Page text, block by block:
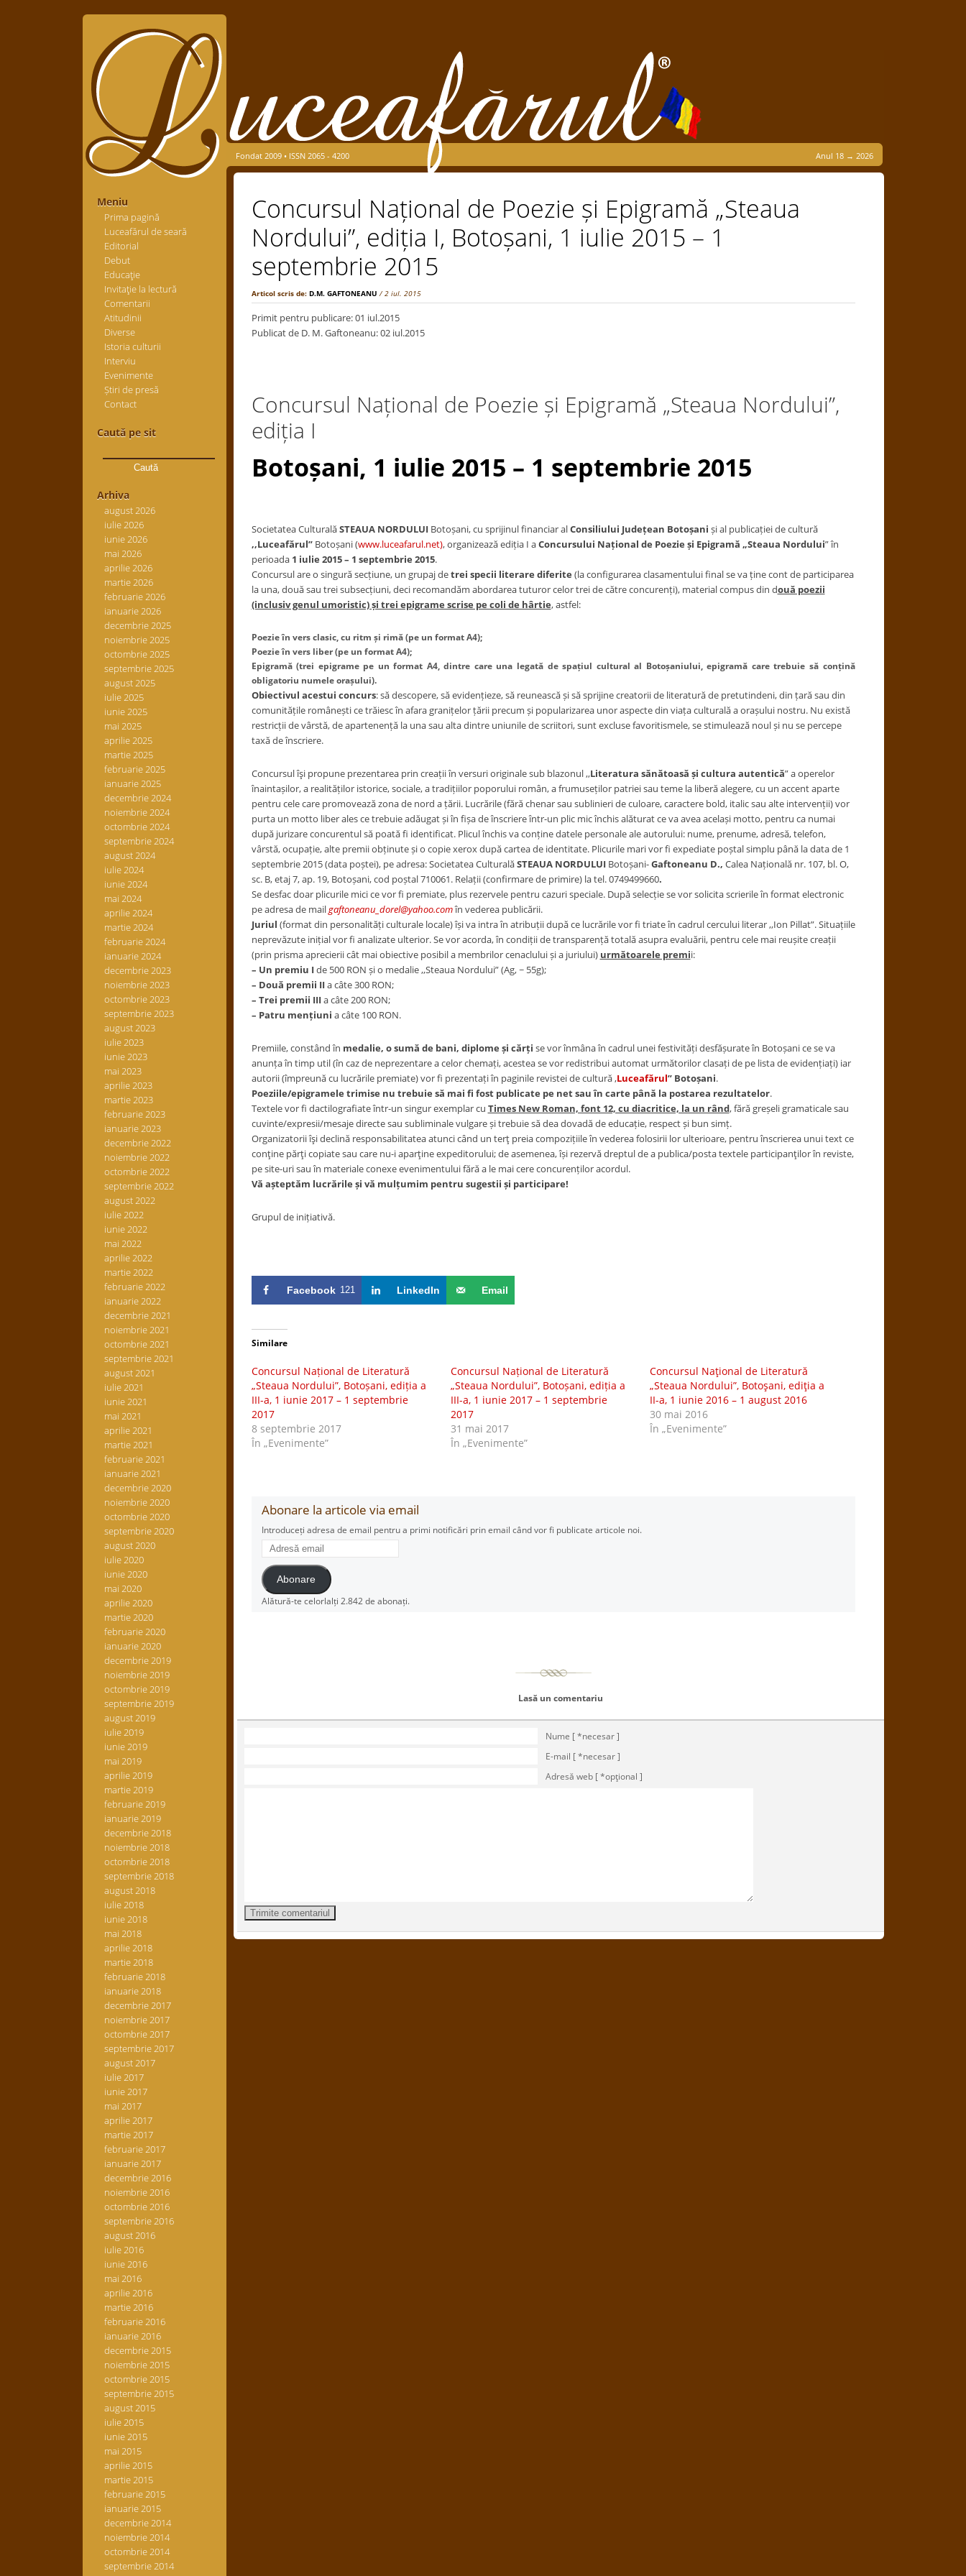
Meniu
Prima pagină
Luceafărul de seară
Editorial
Debut
Educaţie
Invitaţie la lectură
Comentarii
Atitudinii
Diverse
Istoria culturii
Interviu
Evenimente
Știri de presă
Contact
Caută pe sit
după:
Arhiva
august 2026
iulie 2026
iunie 2026
mai 2026
aprilie 2026
martie 2026
februarie 2026
ianuarie 2026
decembrie 2025
noiembrie 2025
octombrie 2025
septembrie 2025
august 2025
iulie 2025
iunie 2025
mai 2025
aprilie 2025
martie 2025
februarie 2025
ianuarie 2025
decembrie 2024
noiembrie 2024
octombrie 2024
septembrie 2024
august 2024
iulie 2024
iunie 2024
mai 2024
aprilie 2024
martie 2024
februarie 2024
ianuarie 2024
decembrie 2023
noiembrie 2023
octombrie 2023
septembrie 2023
august 2023
iulie 2023
iunie 2023
mai 2023
aprilie 2023
martie 2023
februarie 2023
ianuarie 2023
decembrie 2022
noiembrie 2022
octombrie 2022
septembrie 2022
august 2022
iulie 2022
iunie 2022
mai 2022
aprilie 2022
martie 2022
februarie 2022
ianuarie 2022
decembrie 2021
noiembrie 2021
octombrie 2021
septembrie 2021
august 2021
iulie 2021
iunie 2021
mai 2021
aprilie 2021
martie 2021
februarie 2021
ianuarie 2021
decembrie 2020
noiembrie 2020
octombrie 2020
septembrie 2020
august 2020
iulie 2020
iunie 2020
mai 2020
aprilie 2020
martie 2020
februarie 2020
ianuarie 2020
decembrie 2019
noiembrie 2019
octombrie 2019
septembrie 2019
august 2019
iulie 2019
iunie 2019
mai 2019
aprilie 2019
martie 2019
februarie 2019
ianuarie 2019
decembrie 2018
noiembrie 2018
octombrie 2018
septembrie 2018
august 2018
iulie 2018
iunie 2018
mai 2018
aprilie 2018
martie 2018
februarie 2018
ianuarie 2018
decembrie 2017
noiembrie 2017
octombrie 2017
septembrie 2017
august 2017
iulie 2017
iunie 2017
mai 2017
aprilie 2017
martie 2017
februarie 2017
ianuarie 2017
decembrie 2016
noiembrie 2016
octombrie 2016
septembrie 2016
august 2016
iulie 2016
iunie 2016
mai 2016
aprilie 2016
martie 2016
februarie 2016
ianuarie 2016
decembrie 2015
noiembrie 2015
octombrie 2015
septembrie 2015
august 2015
iulie 2015
iunie 2015
mai 2015
aprilie 2015
martie 2015
februarie 2015
ianuarie 2015
decembrie 2014
noiembrie 2014
octombrie 2014
septembrie 2014
Fondat 2009 • ISSN 2065 - 4200 Anul 18 → 2026
Concursul Național de Poezie și Epigramă „Steaua
Nordului”, ediția I, Botoșani, 1 iulie 2015 – 1
septembrie 2015
Articol scris de: D.M. GAFTONEANU / 2 iul. 2015
Primit pentru publicare: 01 iul.2015
Publicat de D. M. Gaftoneanu: 02 iul.2015
Concursul Național de Poezie și Epigramă „Steaua Nordului”,
ediția I
Botoșani, 1 iulie 2015 – 1 septembrie 2015
Societatea CulturalăSTEAUA NORDULUI Botoșani, cu sprijinul financiar alConsiliului Județean Botoșani și al publicației de cultură
,,Luceafărul” Botoșani (www.luceafarul.net), organizează ediția I aConcursului Național de Poezie și Epigramă „Steaua Nordului” în
perioada 1 iulie 2015 – 1 septembrie 2015.
Concursul are o singură secțiune, un grupaj detrei specii literare diferite (la configurarea clasamentului final se va ține cont de participarea
la una, două sau trei subsecțiuni, deci recomandăm abordarea tuturor celor trei de către concurenți), material compus din două poezii
(inclusiv genul umoristic) și trei epigrame scrise pe coli de hârtie, astfel:
Poezie în vers clasic, cu ritm și rimă(pe un format A4);
Poezie în vers liber(pe un format A4);
Epigramă(trei epigrame pe un format A4, dintre care una legată de spațiul cultural al Botoșaniului, epigramă care trebuie să conțină
obligatoriu numele orașului).
Obiectivul acestui concurs: să descopere, să evidențieze, să reunească și să sprijine creatorii de literatură de pretutindeni, din țară sau din
comunitățile românești ce trăiesc în afara granițelor țării precum și popularizarea unor aspecte din viața culturală a orașului nostru. Nu există
restricții de vârstă, de apartenență la una sau alta dintre uniunile de scriitori, sunt excluse favoritismele, se stimulează noul și nu se percepe
taxă de înscriere.
Concursul îşi propune prezentarea prin creații în versuri originale sub blazonul ,,Literatura sănătoasă și cultura autentică” a operelor
înaintașilor, a realităților istorice, sociale, a tradițiilor poporului român, a frumuseților patriei sau teme la liberă alegere, cu un accent aparte
pentru cele care promovează zona de nord a țării. Lucrările (fără chenar sau sublinieri de culoare, caractere bold, italic sau alte intervenții) vor
purta un motto liber ales ce trebuie adăugat și în fișa de înscriere într-un plic mic închis alăturat ce va avea același motto, pentru ca numai
după jurizare concurentul să poată fi identificat. Plicul închis va conține datele personale ale autorului: nume, prenume, adresă, telefon,
vârstă, ocupație, alte premii obținute și o copie xerox după cartea de identitate. Plicurile mari vor fi expediate poștal simplu până la data de 1
septembrie 2015 (data poștei), pe adresa: Societatea CulturalăSTEAUA NORDULUI Botoșani-Gaftoneanu D., Calea Națională nr. 107, bl. O,
sc. B, etaj 7, ap. 19, Botoșani, cod poștal 710061. Relații (confirmare de primire) la tel. 0749499660.
Se desfac doar plicurile mici ce vor fi premiate, plus rezervele pentru cazuri speciale. După selecție se vor solicita scrierile în format electronic
pe adresa de mailgaftoneanu_dorel@yahoo.comîn vederea publicării.
Juriul (format din personalități culturale locale) își va intra în atribuții după ce lucrările vor fi triate în cadrul cercului literar ,,Ion Pillat”. Situațiile
neprevăzute inițial vor fi analizate ulterior. Se vor acorda, în condiții de transparență totală asupra evaluării, pentru cele mai reușite creații
(prin prisma aprecierii cât mai obiective posibil a membrilor cenaclului și a juriului) următoarele premii:
– Un premiu Ide 500 RON și o medalie ,,Steaua Nordului” (Ag, ~ 55g);
– Două premii IIa câte 300 RON;
– Trei premii IIIa câte 200 RON;
– Patru mențiuni a câte 100 RON.
Premiile, constând în medalie, o sumă de bani, diplome și cărți se vor înmâna în cadrul unei festivități desfășurate în Botoșani ce se va
anunța în timp util (în caz de neprezentare a celor chemați, acestea se vor redistribui automat următorilor clasați de pe lista de evidențiați) iar
autorii (împreună cu lucrările premiate) vor fi prezentați în paginile revistei de cultură ,Luceafărul” Botoșani.
Poeziile/epigramele trimise nu trebuie să mai fi fost publicate pe net sau în carte până la postarea rezultatelor.
Textele vor fi dactilografiate într-un singur exemplar cu Times New Roman, font 12, cu diacritice, la un rând, fără greșeli gramaticale sau
cuvinte/expresii/mesaje directe sau subliminale vulgare și trebuie să dea dovadă de educație, respect și bun simț.
Organizatorii îşi declină responsabilitatea atunci când un terţ preia compozițiile în vederea folosirii lor ulterioare, pentru înscrierea unui text ce
conţine părţi copiate sau care nu-i aparţine expeditorului; de asemenea, își rezervă dreptul de a publica/posta textele participanţilor în reviste,
pe site-uri sau în materiale conexe evenimentului fără a le mai cere concurenților acordul.
Vă așteptăm lucrările și vă mulțumim pentru sugestii și participare!
Grupul de inițiativă.
Facebook 121 LinkedIn Email
Similare
Concursul Național de Literatură
„Steaua Nordului”, Botoșani, ediția a
III-a, 1 iunie 2017 – 1 septembrie
2017
8 septembrie 2017
În „Evenimente”
Concursul Național de Literatură
„Steaua Nordului”, Botoșani, ediția a
III-a, 1 iunie 2017 – 1 septembrie
2017
31 mai 2017
În „Evenimente”
Concursul Naţional de Literatură
„Steaua Nordului”, Botoşani, ediţia a
II-a, 1 iunie 2016 – 1 august 2016
30 mai 2016
În „Evenimente”
Abonare la articole via email
Introduceți adresa de email pentru a primi notificări prin email când vor fi publicate articole noi.
Adresă
email
Abonare
Alătură-te celorlalți 2.842 de abonați.
Lasă un comentariu
Nume [ *necesar ]
E-mail [ *necesar ]
Adresă web [ *opţional ]